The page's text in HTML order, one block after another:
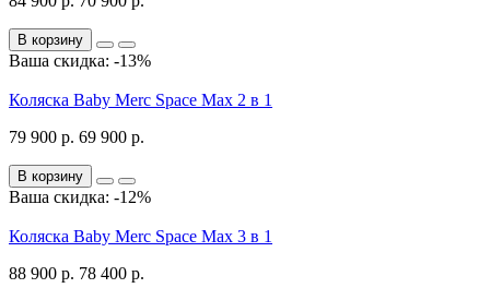
В корзину
Ваша скидка: -13%
Коляска Baby Merc Space Max 2 в 1
79 900 р. 69 900 р.
В корзину
Ваша скидка: -12%
Коляска Baby Merc Space Max 3 в 1
88 900 р. 78 400 р.